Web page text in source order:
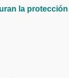
la protección